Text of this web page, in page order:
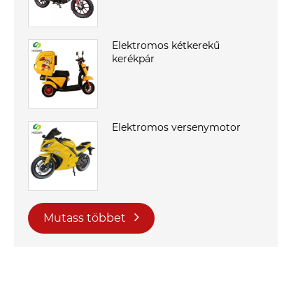
Elektromos kétkerekű
kerékpár
Elektromos versenymotor
Mutass többet